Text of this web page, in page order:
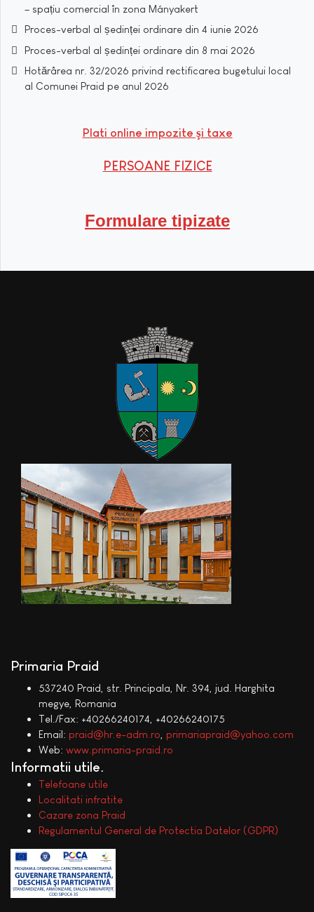
– spațiu comercial în zona Mányakert
Proces-verbal al ședinței ordinare din 4 iunie 2026
Proces-verbal al ședinței ordinare din 8 mai 2026
Hotărârea nr. 32/2026 privind rectificarea bugetului local
al Comunei Praid pe anul 2026
Plati online impozite şi taxe
PERSOANE FIZICE
Formulare tipizate
Primaria Praid
537240 Praid, str. Principala, Nr. 394, jud. Harghita
megye, Romania
Tel./Fax: +40266240174, +40266240175
Email: praid@hr.e-adm.ro primariapraid@yahoo.com
Web: www.primaria-praid.ro
Informatii utile
Telefoane utile
Localitati infratite
Cazare zona Praid
Regulamentul General de Protectia Datelor (GDPR)